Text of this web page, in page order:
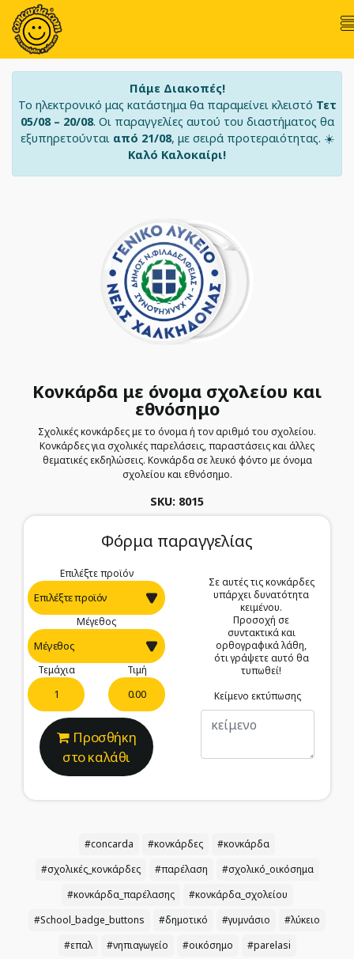
Πάμε Διακοπές!
Το ηλεκτρονικό μας κατάστημα θα παραμείνει κλειστό Τετ
05/08 – 20/08. Οι παραγγελίες αυτού του διαστήματος θα
εξυπηρετούνται από 21/08, με σειρά προτεραιότητας. ☀️
Καλό Καλοκαίρι!
Κονκάρδα με όνομα σχολείου και
εθνόσημο
Σχολικές κονκάρδες με το όνομα ή τον αριθμό του σχολείου.
Κονκάρδες για σχολικές παρελάσεις, παραστάσεις και άλλες
θεματικές εκδηλώσεις. Κονκάρδα σε λευκό φόντο με όνομα
σχολείου και εθνόσημο.
SKU: 8015
Φόρμα παραγγελίας
Επιλέξτε προϊόν
Μέγεθος
Τεμάχια Τιμή
0.00
Προσθήκη
στο καλάθι
Σε αυτές τις κονκάρδες
υπάρχει δυνατότητα
κειμένου.
Προσοχή σε
συντακτικά και
ορθογραφικά λάθη,
ότι γράψετε αυτό θα
τυπωθεί!
Κείμενο εκτύπωσης
#concarda #κονκάρδες
#κονκάρδα
#σχολικές_κονκάρδες
#παρέλαση
#σχολικό_οικόσημα
#κονκάρδα_παρέλασης
#κονκάρδα_σχολείου
#School_badge_buttons
#δημοτικό #γυμνάσιο
#λύκειο
#επαλ
#νηπιαγωγείο #οικόσημο
#parelasi